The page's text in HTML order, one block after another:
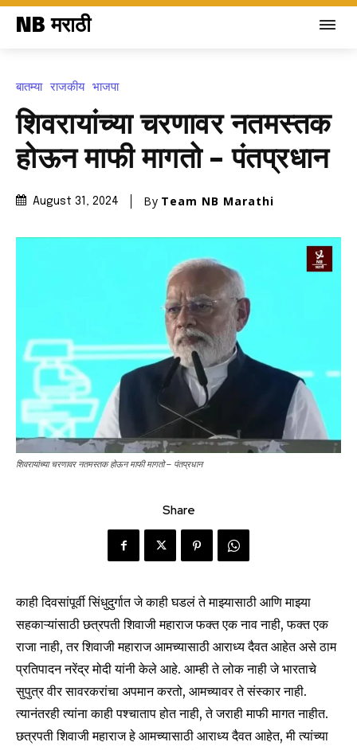
NB मराठी
बातम्या राजकीय भाजपा
शिवरायांच्या चरणावर नतमस्तक
होऊन माफी मागतो – पंतप्रधान
August 31, 2024 By Team NB Marathi
शिवरायांच्या चरणावर नतमस्तक होऊन माफी मागतो – पंतप्रधान
Share
काही दिवसांपूर्वी सिंधुदुर्गात जे काही घडलं ते माझ्यासाठी आणि माझ्या
सहकाऱ्यांसाठी छत्रपती शिवाजी महाराज फक्त एक नाव नाही, फक्त एक
राजा नाही, तर शिवाजी महाराज आमच्यासाठी आराध्य दैवत आहेत असे ठाम
प्रतिपादन नरेंद्र मोदी यांनी केले आहे. आम्ही ते लोक नाही जे भारताचे
सुपुत्र वीर सावरकरांचा अपमान करतो, आमच्यावर ते संस्कार नाही.
त्यानंतरही त्यांना काही पश्चाताप होत नाही, ते जराही माफी मागत नाहीत.
छत्रपती शिवाजी महाराज हे आमच्यासाठी आराध्य दैवत आहेत, मी त्यांच्या